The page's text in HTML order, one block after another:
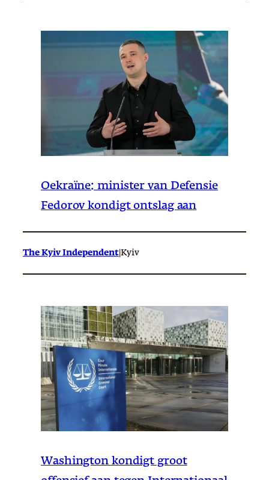
Oekraïne: minister van Defensie
Fedorov kondigt ontslag aan
The Kyiv Independent Kyiv
Washington kondigt groot